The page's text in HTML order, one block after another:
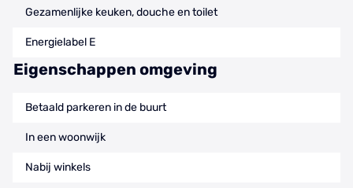
Gezamenlijke keuken, douche en toilet
Energielabel E
Eigenschappen omgeving
Betaald parkeren in de buurt
In een woonwijk
Nabij winkels